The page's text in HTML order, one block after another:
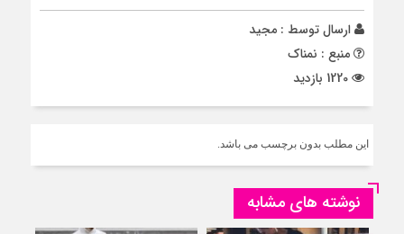
ارسال توسط : مجید
منبع : نمناک
این مطلب بدون برچسب می باشد.
نوشته های مشابه